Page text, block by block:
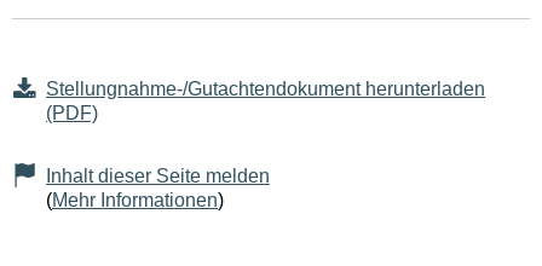
Stellungnahme-/Gutachtendokument herunterladen
(PDF)
Inhalt dieser Seite melden
(Mehr Informationen)